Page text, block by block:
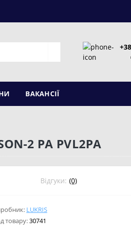
ВАКАНСІЇ
2 PA PVL2PA
Відгуки: (0)
LUKRIS
товару:30741